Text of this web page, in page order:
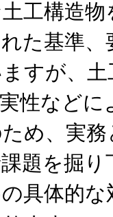
工構造物
た基準
すが、
性など
め、実
題を掘
具体的